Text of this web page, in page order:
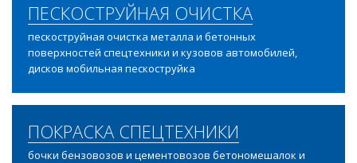
ПЕСКОСТРУЙНАЯ ОЧИСТКА
пескоструйная очистка металла и бетонных
поверхностей спецтехники и кузовов автомобилей,
дисков мобильная пескоструйка
ПОКРАСКА СПЕЦТЕХНИКИ
бочки бензовозов и цементовозов бетономешалок и